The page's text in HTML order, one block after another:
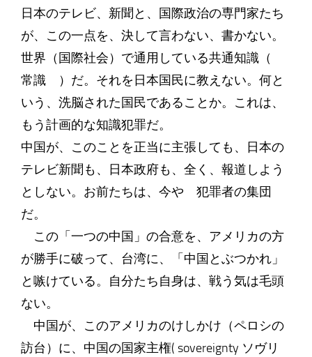
日本のテレビ、新聞と、国際政治の専門家たち
が、この一点を、決して言わない、書かない。
世界（国際社会）で通用している共通知識（
常識 ）だ。それを日本国民に教えない。何と
いう、洗脳された国民であることか。これは、
もう計画的な知識犯罪だ。
中国が、このことを正当に主張しても、日本の
テレビ新聞も、日本政府も、全く、報道しよう
としない。お前たちは、今や 犯罪者の集団
だ。
この「一つの中国」の合意を、アメリカの方
が勝手に破って、台湾に、「中国とぶつかれ」
と嗾けている。自分たち自身は、戦う気は毛頭
ない。
中国が、このアメリカのけしかけ（ペロシの
訪台）に、中国の国家主権( sovereignty ソヴリ